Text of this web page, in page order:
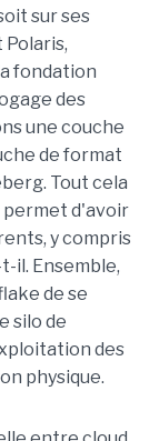
sur ses
fondation
des
une couche
de format
Tout cela
permet d'avoir
y compris
il. Ensemble,
de se
silo de
des
physique.